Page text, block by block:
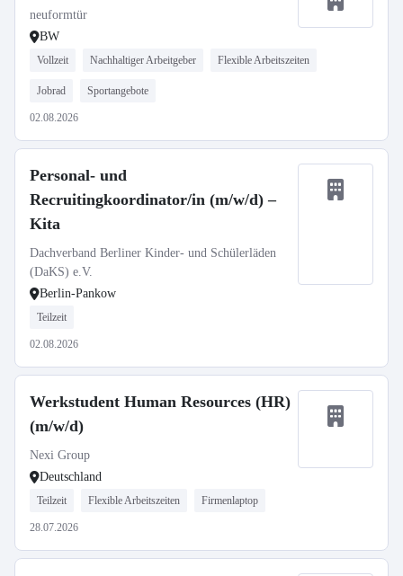
neuformtür
BW
Vollzeit Nachhaltiger Arbeitgeber Flexible Arbeitszeiten
Jobrad Sportangebote
02.08.2026
Personal- und
Recruitingkoordinator/in (m/w/d) –
Kita
Dachverband Berliner Kinder- und Schülerläden
(DaKS) e.V.
Berlin-Pankow
Teilzeit
02.08.2026
Werkstudent Human Resources (HR)
(m/w/d)
Nexi Group
Deutschland
Teilzeit Flexible Arbeitszeiten Firmenlaptop
28.07.2026